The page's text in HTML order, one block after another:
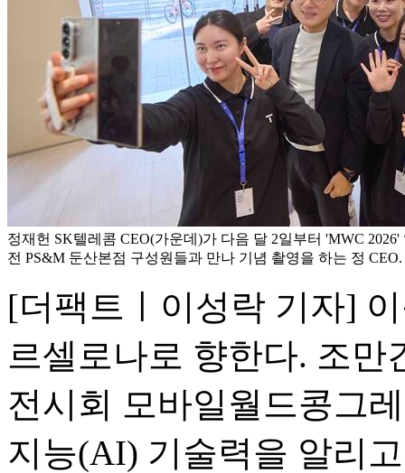
정재헌 SK텔레콤 CEO(가운데)가 다음 달 2일부터 'MWC
전 PS&M 둔산본점 구성원들과 만나 기념 촬영을 하는 정
[더팩트ㅣ이성락 기자]
르셀로나로 향한다. 조만
전시회 모바일월드콩그
지능(AI) 기술력을 알리